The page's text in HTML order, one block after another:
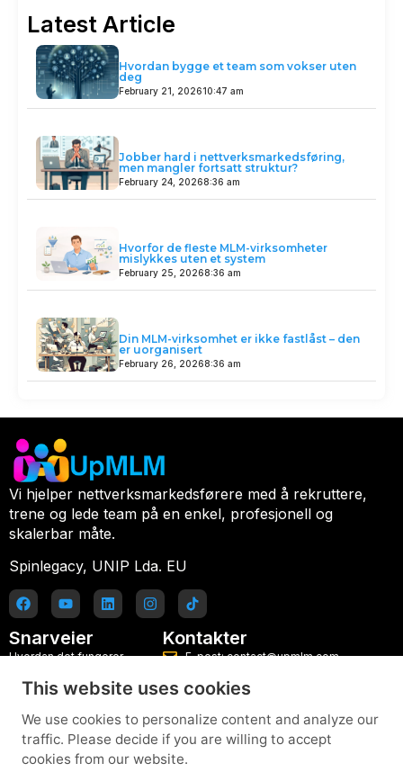
Latest Article
February 21, 202610:47 am
Hvordan bygge et team som vokser uten
deg
February 24, 20268:36 am
Jobber hard i nettverksmarkedsføring,
men mangler fortsatt struktur?
February 25, 20268:36 am
Hvorfor de fleste MLM-virksomheter
mislykkes uten et system
February 26, 20268:36 am
Din MLM-virksomhet er ikke fastlåst – den
er uorganisert
Vi hjelper nettverksmarkedsførere med å rekruttere,
trene og lede team på en enkel, profesjonell og
skalerbar måte.
Spinlegacy, UNIP Lda. EU
Snarveier
Hvordan det fungerer
Planer
Blogg
Kontakt
Kontakter
E-post: contact@upmlm.com
Mobil: +351 916 077 486
Prøv lederplattformen gratis
This website uses cookies
We use cookies to personalize content and analyze our
traffic. Please decide if you are willing to accept
cookies from our website.